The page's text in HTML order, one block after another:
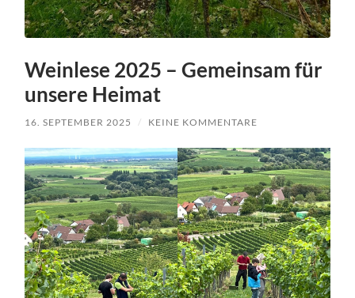
Weinlese 2025 – Gemeinsam für
unsere Heimat
16. SEPTEMBER 2025 / KEINE KOMMENTARE